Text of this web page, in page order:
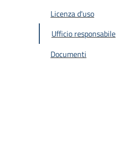
Licenza d'uso
Ufficio responsabile
Documenti